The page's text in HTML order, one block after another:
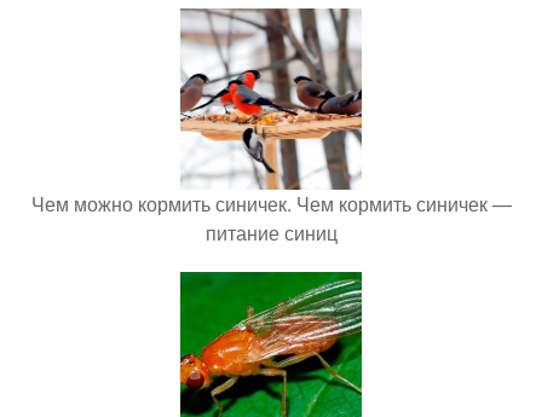
Чем можно кормить синичек. Чем кормить синичек —
питание синиц